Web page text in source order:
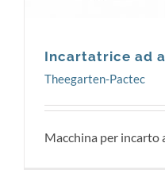
Incartatrice ad
Theegarten-Pactec
Macchina per incarto